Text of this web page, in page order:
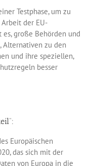
Testphase, um zu
der EU-
große Behörden und
Alternativen zu den
und ihre speziellen,
besser
Europäischen
das sich mit der
von Europa in die